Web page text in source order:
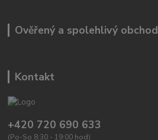
Ověřený a spolehlivý obchod
Kontakt
+420 720 690 633
(Po-So 8:30 - 19:00 hod)